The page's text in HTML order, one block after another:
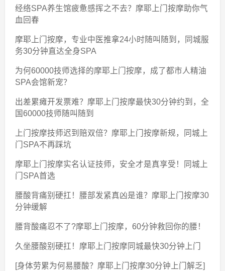
经络SPA养生馆疲惫感挥之不去？摩耶上门按摩助你气
血回春
摩耶上门按摩，专业中医推拿24小时随叫随到，同城服
务30分钟直达全身SPA
为何60000技师选择的摩耶上门按摩，成了都市人精油
SPA会馆新宠？
出差累瘫开发票难？摩耶上门按摩最快30分钟约到，全
国60000技师随叫随到
上门按摩技师迟到赔双倍？摩耶上门按摩新规，同城上
门SPA不再踩坑
摩耶上门按摩实名认证技师，安全才是真享受！同城上
门SPA首选
腰酸背痛别硬扛！腰部发紧真凶是谁？摩耶上门按摩30
分钟缓解
腰背酸痛忍不了?摩耶上门按摩，60分钟救回你的腰！
久坐腰酸别硬扛！摩耶上门按摩同城最快30分钟上门
[身体劳累为何易腰酸？摩耶上门按摩30分钟上门解乏]